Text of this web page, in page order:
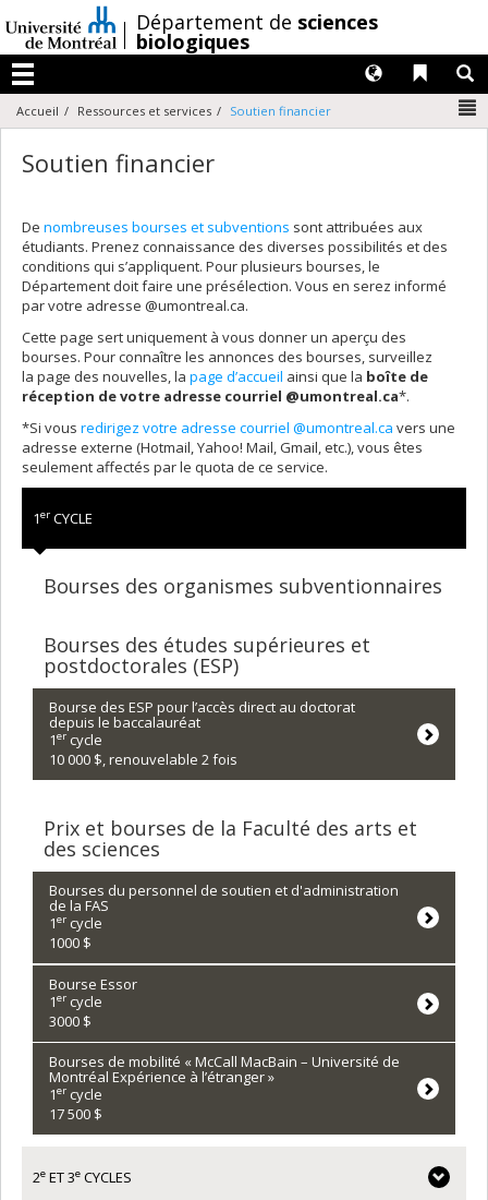
au
contenu
/Département de sciences
biologiques
Menu
Liens
Langues
Accueil Ressources et services Soutien financier
Soutien financier
De nombreuses bourses et subventions sont attribuées aux
étudiants. Prenez connaissance des diverses possibilités et des
conditions qui s’appliquent. Pour plusieurs bourses, le
Département doit faire une présélection. Vous en serez informé
par votre adresse @umontreal.ca.
Cette page sert uniquement à vous donner un aperçu des
bourses. Pour connaître les annonces des bourses, surveillez
la page des nouvelles, la page d’accueil ainsi que la boîte de
réception de votre adresse courriel @umontreal.ca*.
*Si vous redirigez votre adresse courriel @umontreal.ca vers une
adresse externe (Hotmail, Yahoo! Mail, Gmail, etc.), vous êtes
seulement affectés par le quota de ce service.
1er CYCLE
Bourses des organismes subventionnaires
Bourses des études supérieures et
postdoctorales (ESP)
Bourse des ESP pour l’accès direct au doctorat
depuis le baccalauréat
1er cycle
10 000 $, renouvelable 2 fois
Prix et bourses de la Faculté des arts et
des sciences
Bourses du personnel de soutien et d'administration
de la FAS
1er cycle
1000 $
Bourse Essor
1er cycle
3000 $
Bourses de mobilité « McCall MacBain – Université de
Montréal Expérience à l’étranger »
1er cycle
17 500 $
2e ET 3e CYCLES